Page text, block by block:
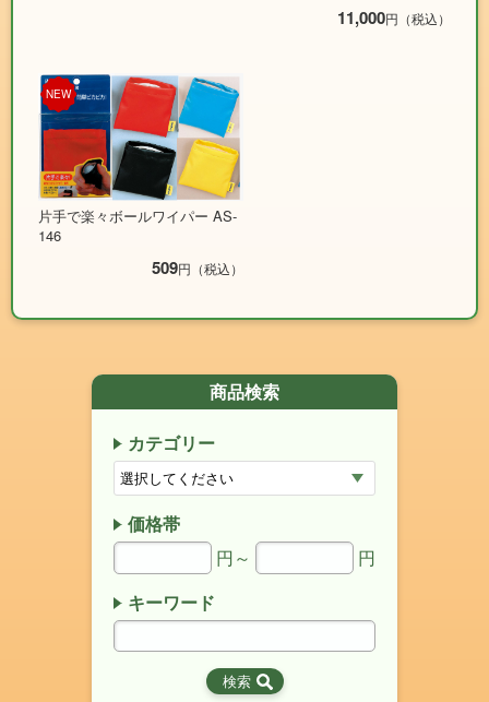
11,000円（税込）
NEW
片手で楽々ボールワイパー AS-
146
509円（税込）
商品検索
カテゴリー
価格帯
円～
円
キーワード